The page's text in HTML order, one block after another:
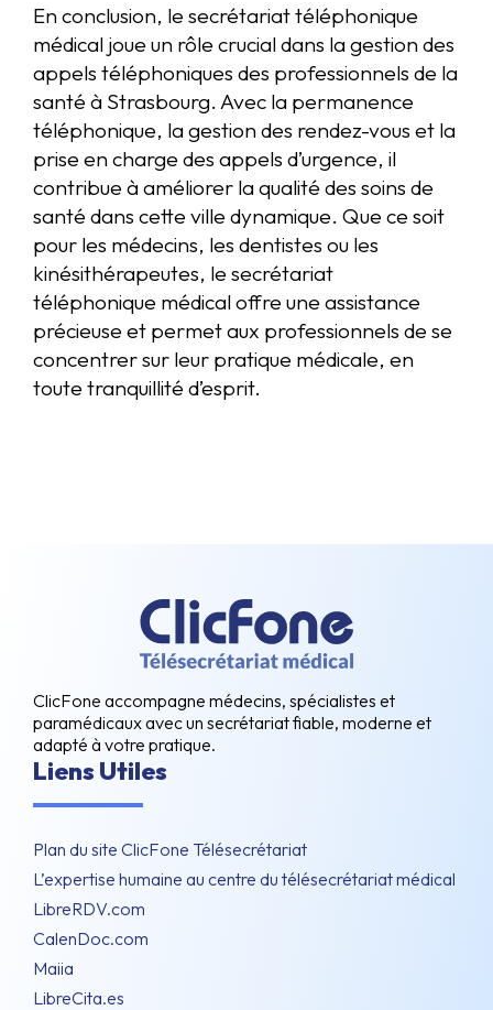
En conclusion, le secrétariat téléphonique
médical joue un rôle crucial dans la gestion des
appels téléphoniques des professionnels de la
santé à Strasbourg. Avec la permanence
téléphonique, la gestion des rendez-vous et la
prise en charge des appels d’urgence, il
contribue à améliorer la qualité des soins de
santé dans cette ville dynamique. Que ce soit
pour les médecins, les dentistes ou les
kinésithérapeutes, le secrétariat
téléphonique médical offre une assistance
précieuse et permet aux professionnels de se
concentrer sur leur pratique médicale, en
toute tranquillité d’esprit.
ClicFone accompagne médecins, spécialistes et
paramédicaux avec un secrétariat fiable, moderne et
adapté à votre pratique.
Liens Utiles
Plan du site ClicFone Télésecrétariat
L’expertise humaine au centre du télésecrétariat médical
LibreRDV.com
CalenDoc.com
Maiia
LibreCita.es